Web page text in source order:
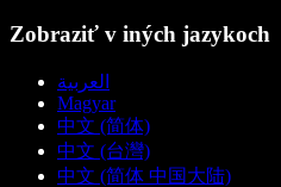
Zobraziť v iných jazykoch
العربية
Magyar
中文 (简体)
中文 (台灣)
中文 (简体 中国大陆)